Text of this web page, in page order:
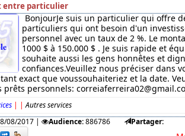
entre particulier
BonjourJe suis un particulier qui offre
particuliers qui ont besoin d'un
personnel avec un taux de 2 %. Le
1000 $ à 150.000 $ . Je suis rapide et
souhaite aussi les gens honnêtes et
confiances.Veuillez nous préciser dans
exact que voussouhaiteriez et la date.
prêts personnels:
| | Autres services
08/2017| Audience:886786 Partager: